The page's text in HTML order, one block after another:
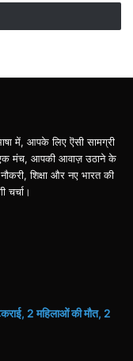
में, आपके लिए ऎसी सामग्री
मंच, आपकी आवाज़ उठाने के
शिक्षा और नए भारत की
चर्चा।
2 महिलाओं की मौत, 2